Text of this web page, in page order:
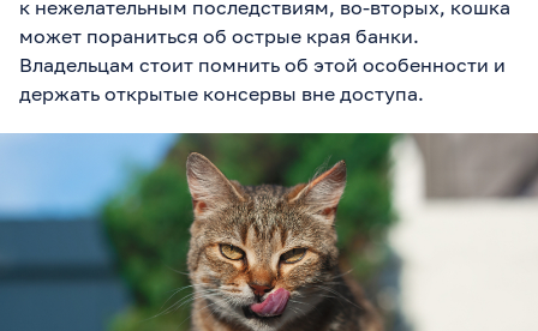
к нежелательным последствиям, во-вторых, кошка
может пораниться об острые края банки.
Владельцам стоит помнить об этой особенности и
держать открытые консервы вне доступа.